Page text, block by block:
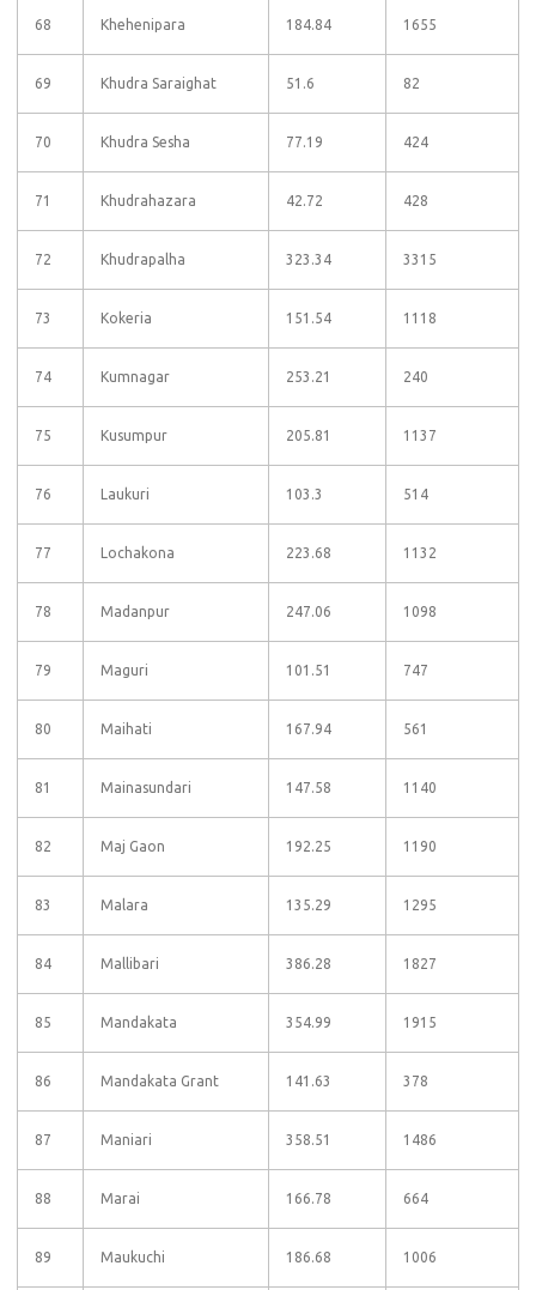
68 Khehenipara 184.84 1655
69 Khudra Saraighat 51.6 82
70 Khudra Sesha 77.19 424
71 Khudrahazara 42.72 428
72 Khudrapalha 323.34 3315
73 Kokeria 151.54 1118
74 Kumnagar 253.21 240
75 Kusumpur 205.81 1137
76 Laukuri 103.3 514
77 Lochakona 223.68 1132
78 Madanpur 247.06 1098
79 Maguri 101.51 747
80 Maihati 167.94 561
81 Mainasundari 147.58 1140
82 Maj Gaon 192.25 1190
83 Malara 135.29 1295
84 Mallibari 386.28 1827
85 Mandakata 354.99 1915
86 Mandakata Grant 141.63 378
87 Maniari 358.51 1486
88 Marai 166.78 664
89 Maukuchi 186.68 1006